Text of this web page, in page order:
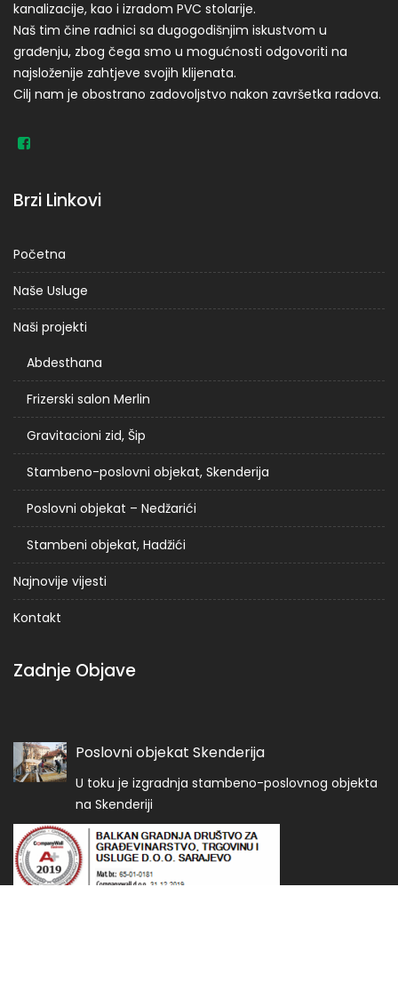
kanalizacije, kao i izradom PVC stolarije.
Naš tim čine radnici sa dugogodišnjim iskustvom u
građenju, zbog čega smo u mogućnosti odgovoriti na
najsloženije zahtjeve svojih klijenata.
Cilj nam je obostrano zadovoljstvo nakon završetka radova.
Brzi Linkovi
Početna
Naše Usluge
Naši projekti
Abdesthana
Frizerski salon Merlin
Gravitacioni zid, Šip
Stambeno-poslovni objekat, Skenderija
Poslovni objekat – Nedžarići
Stambeni objekat, Hadžići
Najnovije vijesti
Kontakt
Zadnje Objave
Poslovni objekat Skenderija
U toku je izgradnja stambeno-poslovnog objekta
na Skenderiji